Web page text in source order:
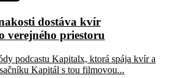
dostáva kvír
verejného priestoru
podcastu Kapitalx, ktorá spája kvír a
Kapitál s tou filmovou...